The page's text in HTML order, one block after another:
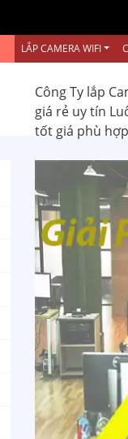
LẮP CAMERA WIFI
Công Ty lắp
giá rẻ uy tín
tốt giá phù